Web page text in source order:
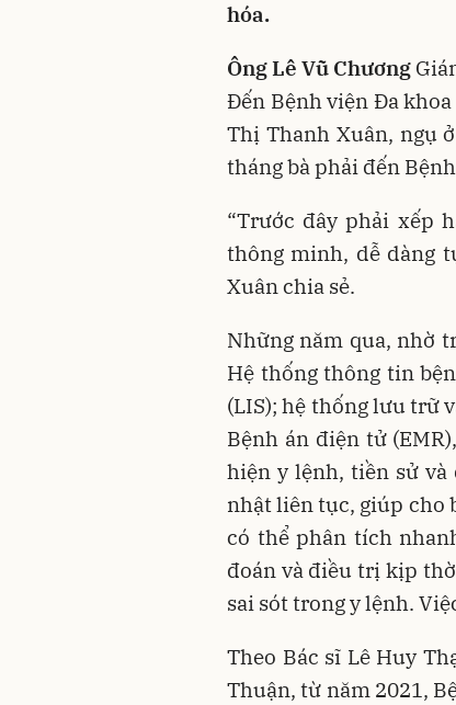
hóa.
Ông Lê Vũ Chương
Đến Bệnh viện Đa
Thị Thanh Xuân, ngụ
tháng bà phải đến
“Trước đây phải xếp
thông minh, dễ dàng
Xuân chia sẻ.
Những năm qua, nhờ
Hệ thống thông tin
(LIS); hệ thống lưu trữ
Bệnh án điện tử
hiện y lệnh, tiền sử
nhật liên tục, giúp cho
có thể phân tích
đoán và điều trị kịp
sai sót trong y lệnh.
Theo Bác sĩ Lê Huy
Thuận, từ năm 2021,